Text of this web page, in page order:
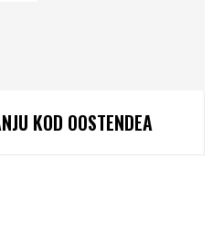
KOD OOSTENDEA